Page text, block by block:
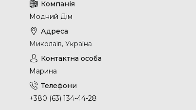
Модний Дім
Миколаїв, Україна
Марина
+380 (63) 134-44-28